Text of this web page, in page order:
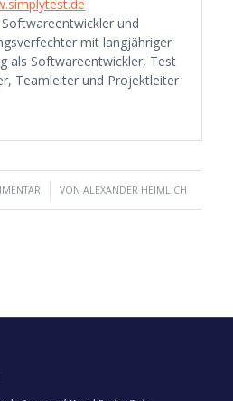
und
mit langjähriger
als Softwareentwickler, Test
Teamleiter und Projektleiter
VONALEXANDER HEIMLICH